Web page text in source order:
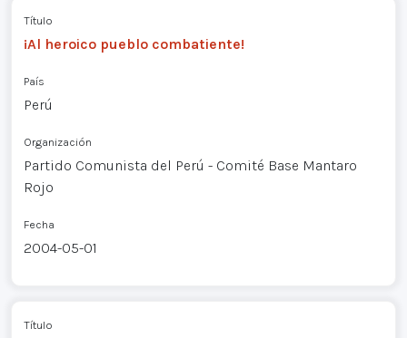
Título
¡Al heroico pueblo combatiente!
País
Perú
Organización
Partido Comunista del Perú - Comité Base Mantaro
Rojo
Fecha
2004-05-01
Título